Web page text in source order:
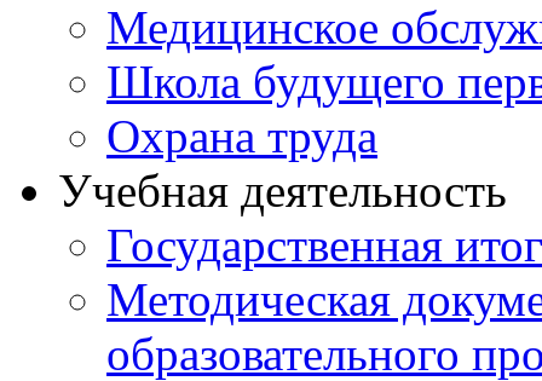
Медицинское
Школа будущего
Охрана труда
Учебная деятельность
Государственная
Методическая
образовательного